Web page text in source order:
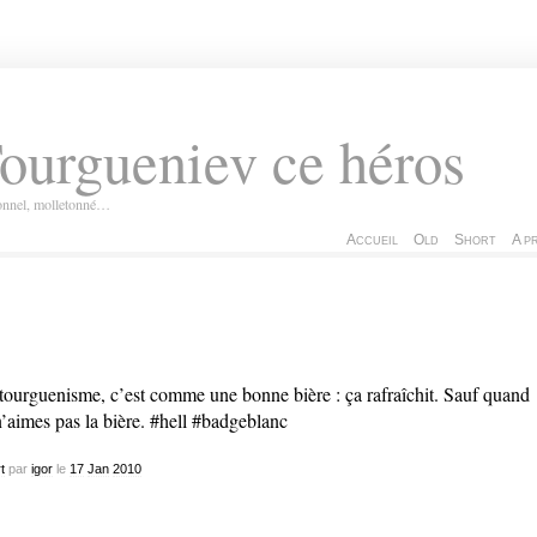
ce héros
molletonné…
Accueil Old Short A
c’est comme une bonne bière : ça rafraîchit. Sauf quand
pas la bière. #hell #badgeblanc
par igorle 17 Jan 2010